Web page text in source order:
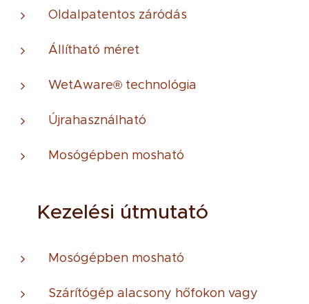
Oldalpatentos záródás
Állítható méret
WetAware® technológia
Újrahasználható
Mosógépben mosható
🧼 Kezelési útmutató
Mosógépben mosható
Szárítógép alacsony hőfokon vagy